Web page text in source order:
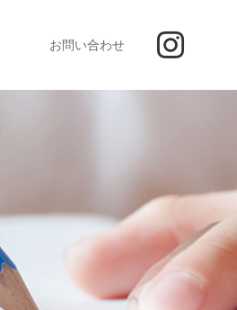
お問い合わせ